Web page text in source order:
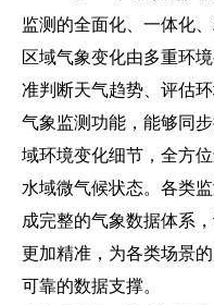
监测的全面化、一体化
区域气象变化由多重环
准判断天气趋势、评估
气象监测功能，能够同
域环境变化细节，全方
水域微气候状态。各类
成完整的气象数据体系
更加精准，为各类场景
可靠的数据支撑。